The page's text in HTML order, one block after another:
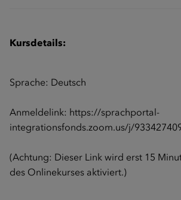
Kursdetails:
Sprache: Deutsch
Anmeldelink: https://sprachportal-
integrationsfonds.zoom.us/j/
(Achtung: Dieser Link wird erst 15
des Onlinekurses aktiviert.)